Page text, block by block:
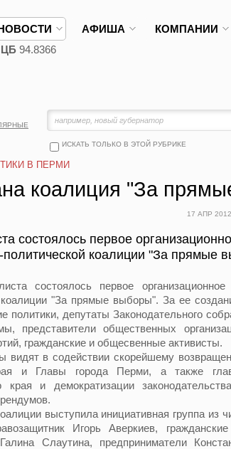
АФИША КОМПАНИИ
ЦБ 94.8366
ИСКАТЬ ТОЛЬКО В ЭТОЙ РУБРИКЕ
В ПЕРМИ
коалиция "За
17 АПР
состоялось первое
коалиции "За прямые
состоялось первое организационное
"За прямые выборы". За ее
политики, депутаты Законодательного
представители общественных
гражданские и общесвенные активисты.
в содействии скорейшему
и Главы города Перми, а также
края и демократизации
выступила инициативная группа из
Игорь Аверкиев,
Слаутина, предприниматели